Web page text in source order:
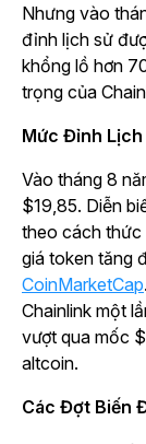
Nhưng vào
đỉnh lịch sử
khổng lồ hơn
trọng của
Mức Đỉnh Lịch
Vào tháng 8
$19,85. Diễn
theo cách thức
giá token tăng
CoinMarketCap
Chainlink một
vượt qua mốc
altcoin.
Các Đợt Biến